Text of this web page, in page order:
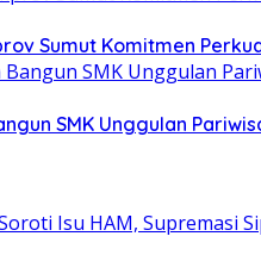
Sumut Komitmen
SMK Unggulan